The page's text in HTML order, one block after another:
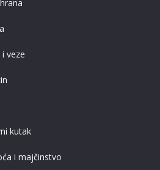
veze
kutak
i majčinstvo